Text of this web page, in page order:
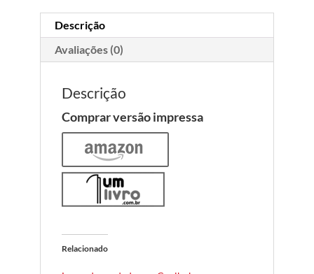
Descrição
Avaliações (0)
Descrição
Comprar versão impressa
Relacionado